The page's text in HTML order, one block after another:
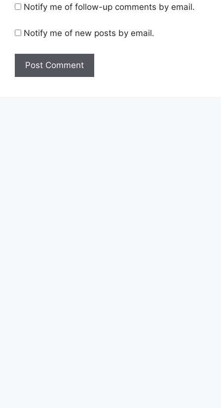
Notify me of follow-up comments by email.
Notify me of new posts by email.